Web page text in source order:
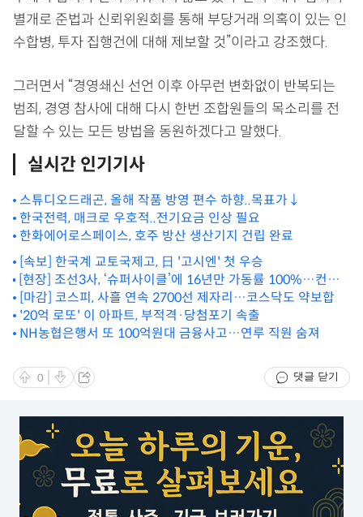
별개로 준법과 신뢰위원회를 통해 부당거래 의혹이 있는 인
수합병, 투자 집행건에 대해 제보할 것”이라고 강조했다.
그러면서 “경영쇄신 선언 이후 아무런 변화없이 반복되는
범죄, 경영 참사에 대해 다시 한번 조합원들의 목소리를 전
달할 수 있는 모든 방법을 동원하겠다고 말했다.
실시간 인기기사
스튜디오드래곤, 올해 작품 방영 편수 하향..목표가↓
한국전력, 매크로 우호적..전기요금 인상 필요
한화에어로스페이스, 호주 방산 생산기지 건립 완료
[속보] 한국계 교토국제고, 日 '고시엔' 첫 우승
[현장] 조선3사, ‘슈퍼사이클’에 16년만 가동률 100%…컨테
이너 잭팟 터진다
[마감] 코스피, 사흘 연속 2700선 제자리…코스닥도 약보합
'20억 로또' 이 아파트, 부적격·당첨포기 속출
NH농협은행서 또 100억원대 금융사고…연루 직원 숨져
0 댓글 닫기